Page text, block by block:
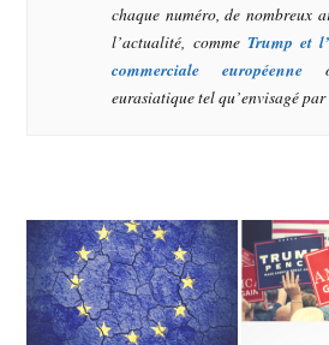
chaque numéro, de nombreux
l’actualité, comme Trump et
commerciale européenne
eurasiatique tel qu’envisagé